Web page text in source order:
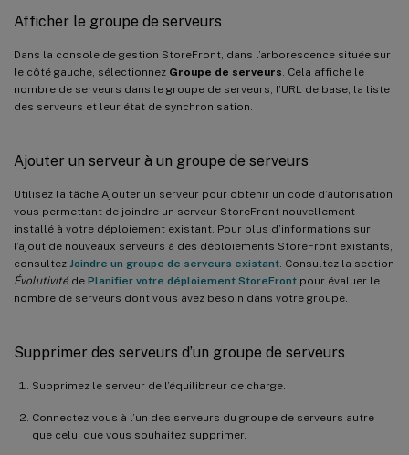
Afficher le groupe de serveurs
Dans la console de gestion StoreFront, dans l’arborescence située sur
le côté gauche, sélectionnez Groupe de serveurs . Cela affiche le
nombre de serveurs dans le groupe de serveurs, l’URL de base, la liste
des serveurs et leur état de synchronisation.
Ajouter un serveur à un groupe de serveurs
Utilisez la tâche Ajouter un serveur pour obtenir un code d’autorisation
vous permettant de joindre un serveur StoreFront nouvellement
installé à votre déploiement existant. Pour plus d’informations sur
l’ajout de nouveaux serveurs à des déploiements StoreFront existants,
consultez Joindre un groupe de serveurs existant . Consultez la section
Évolutivité de Planifier votre déploiement StoreFront pour évaluer le
nombre de serveurs dont vous avez besoin dans votre groupe.
Supprimer des serveurs d’un groupe de serveurs
Supprimez le serveur de l’équilibreur de charge.
Connectez-vous à l’un des serveurs du groupe de serveurs autre
que celui que vous souhaitez supprimer.